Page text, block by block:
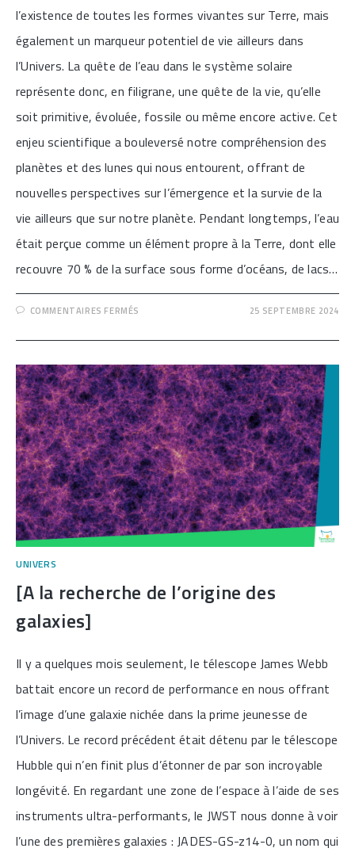
l’existence de toutes les formes vivantes sur Terre, mais
également un marqueur potentiel de vie ailleurs dans
l’Univers. La quête de l’eau dans le système solaire
représente donc, en filigrane, une quête de la vie, qu’elle
soit primitive, évoluée, fossile ou même encore active. Cet
enjeu scientifique a bouleversé notre compréhension des
planètes et des lunes qui nous entourent, offrant de
nouvelles perspectives sur l’émergence et la survie de la
vie ailleurs que sur notre planète. Pendant longtemps, l’eau
était perçue comme un élément propre à la Terre, dont elle
recouvre 70 % de la surface sous forme d’océans, de lacs…
COMMENTAIRES FERMÉS
PLANÈTES]
25 SEPTEMBRE 2024
UNIVERS
[A la recherche de l’origine des
galaxies]
Il y a quelques mois seulement, le télescope James Webb
battait encore un record de performance en nous offrant
l’image d’une galaxie nichée dans la prime jeunesse de
l’Univers. Le record précédent était détenu par le télescope
Hubble qui n’en finit plus d’étonner de par son incroyable
longévité. En regardant une zone de l’espace à l’aide de ses
instruments ultra-performants, le JWST nous donne à voir
l’une des premières galaxies : JADES-GS-z14-0, un nom qui